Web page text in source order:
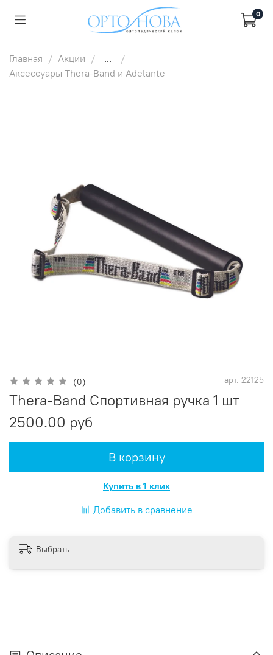
0
Главная Акции
...
Аксессуары Thera-Band и Adelante
(0) арт. 22125
Thera-Band Спортивная ручка 1 шт
2500.00 руб
В корзину
Купить в 1 клик
Добавить в сравнение
Выбрать